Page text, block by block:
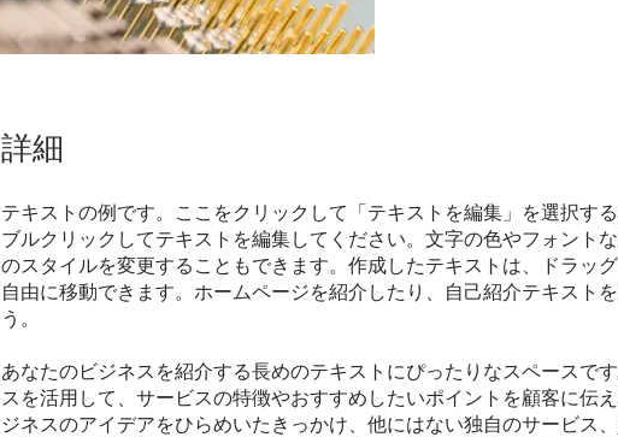
詳細
テキストの例です。ここをクリックして「テキストを編集」を選択す
ブルクリックしてテキストを編集してください。文字の色やフォント
のスタイルを変更することもできます。作成したテキストは、ドラッ
自由に移動できます。ホームページを紹介したり、自己紹介テキスト
う。
あなたのビジネスを紹介する長めのテキストにぴったりなスペースで
スを活用して、サービスの特徴やおすすめしたいポイントを顧客に伝
ジネスのアイデアをひらめいたきっかけ、他にはない独自のサービス